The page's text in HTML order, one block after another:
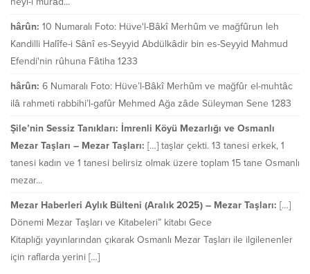
hârûn: 10 Numaralı Foto: Hüve'l-Bâkî Merhûm ve mağfûrun leh
Kandilli Halîfe-i Sânî es-Seyyid Abdülkâdir bin es-Seyyid Mahmud
Efendi'nin rûhuna Fâtiha 1233
hârûn: 6 Numaralı Foto: Hüve’l-Bâkî Merhûm ve mağfûr el-muhtâc
ilâ rahmeti rabbihi’l-gafûr Mehmed Ağa zâde Süleyman Sene 1283
Şile’nin Sessiz Tanıkları: İmrenli Köyü Mezarlığı ve Osmanlı
Mezar Taşları – Mezar Taşları: […] taşlar çekti. 13 tanesi erkek, 1
tanesi kadın ve 1 tanesi belirsiz olmak üzere toplam 15 tane Osmanlı
mezar...
Mezar Haberleri Aylık Bülteni (Aralık 2025) – Mezar Taşları: […]
Dönemi Mezar Taşları ve Kitabeleri” kitabı Gece
Kitaplığı yayınlarından çıkarak Osmanlı Mezar Taşları ile ilgilenenler
için raflarda yerini […]